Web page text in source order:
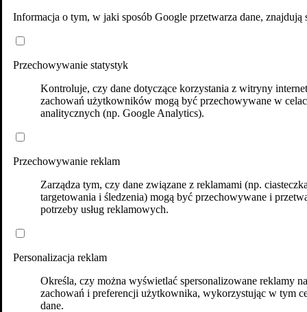
Informacja o tym, w jaki sposób Google przetwarza dane, znajdują
Przechowywanie statystyk
Kontroluje, czy dane dotyczące korzystania z witryny
zachowań użytkowników mogą być przechowywane w
analitycznych (np. Google Analytics).
Przechowywanie reklam
Zarządza tym, czy dane związane z reklamami (np.
targetowania i śledzenia) mogą być przechowywane i
potrzeby usług reklamowych.
Personalizacja reklam
Określa, czy można wyświetlać spersonalizowane reklamy
zachowań i preferencji użytkownika, wykorzystując w tym
dane.